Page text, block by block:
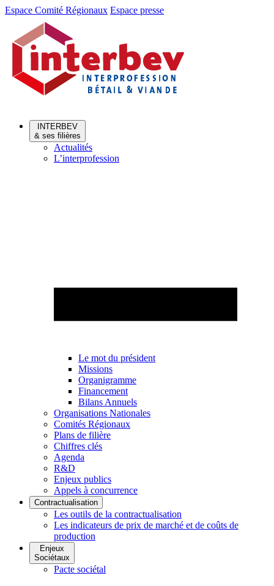
Aller
Aller
contenu
Espace Comité Régionaux Espace presse
INTERBEV
& ses filières
Actualités
L’interprofession
Le mot du président
Missions
Organigramme
Financement
Bilans Annuels
Organisations Nationales
Comités Régionaux
Plans de filière
Chiffres clés
Agenda
R&D
Enjeux publics
Appels à concurrence
Contractualisation
Les outils de la contractualisation
Les indicateurs de prix de marché et de coûts de
production
Enjeux
Sociétaux
Pacte sociétal